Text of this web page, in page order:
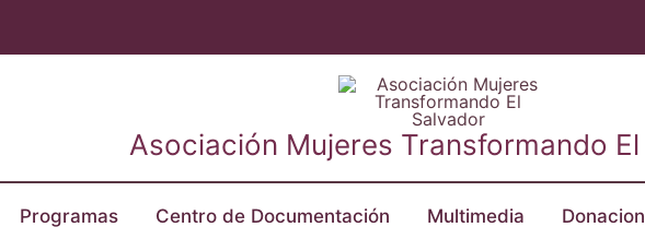
Asociación Mujeres Transformando
Programas Centro de Documentación Multimedia